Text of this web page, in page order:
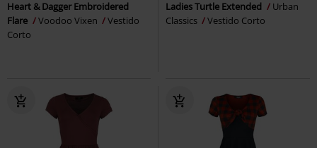
Heart & Dagger Embroidered
Flare
Voodoo Vixen
Vestido
Corto
Ladies Turtle Extended
Urban
Classics
Vestido Corto